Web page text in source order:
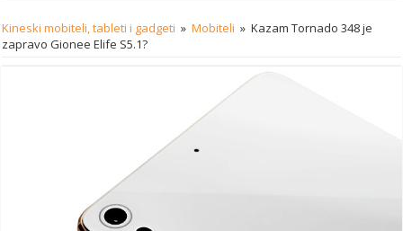
Kineski mobiteli, tableti i gadgeti » Mobiteli » Kazam Tornado 348 je
zapravo Gionee Elife S5.1?